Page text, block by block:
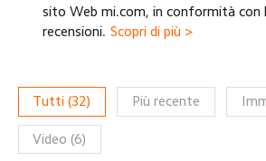
sito Web mi.com, in conformità con
recensioni. Scopri di più >
Tutti (32) Più recente
Video (6)